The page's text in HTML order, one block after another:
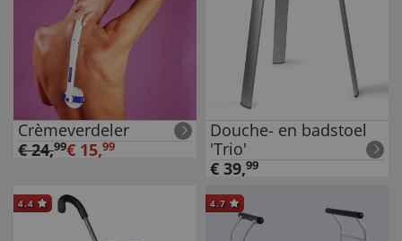
Crèmeverdeler
€24,99€ 15,99
Douche- en badstoel
'Trio'
€ 39,99
4.4 4.7